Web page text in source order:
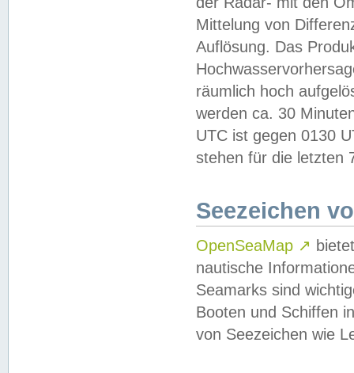
Mittelung von
Auflösung. Das
räumlich hoch
werden ca. 30
UTC ist gegen 0130
stehen für die letzten
Seezeichen
OpenSeaMap ↗
nautische
Seamarks sind
Booten und Schiffen
von Seezeichen wie